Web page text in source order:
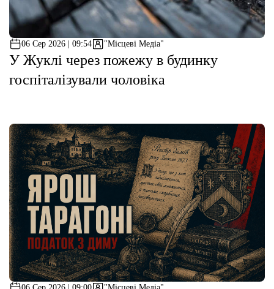
06 Сер 2026 | 09:54 "Місцеві Медіа"
У Жуклі через пожежу в будинку
госпіталізували чоловіка